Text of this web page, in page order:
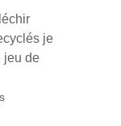
je
jeu de